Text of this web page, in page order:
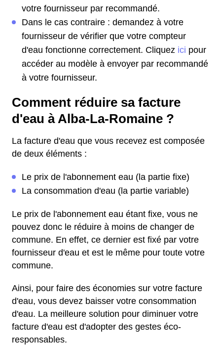
votre fournisseur par recommandé.
Dans le cas contraire : demandez à votre
fournisseur de vérifier que votre compteur
d'eau fonctionne correctement. Cliquez ici pour
accéder au modèle à envoyer par recommandé
à votre fournisseur.
Comment réduire sa facture
d'eau à Alba-La-Romaine ?
La facture d'eau que vous recevez est composée
de deux éléments :
Le prix de l'abonnement eau (la partie fixe)
La consommation d'eau (la partie variable)
Le prix de l'abonnement eau étant fixe, vous ne
pouvez donc le réduire à moins de changer de
commune. En effet, ce dernier est fixé par votre
fournisseur d'eau et est le même pour toute votre
commune.
Ainsi, pour faire des économies sur votre facture
d'eau, vous devez baisser votre consommation
d'eau. La meilleure solution pour diminuer votre
facture d'eau est d'adopter des gestes éco-
responsables.